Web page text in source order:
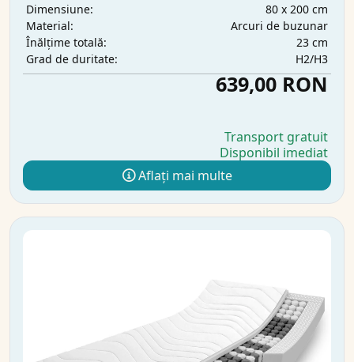
Dimensiune:
80 x 200 cm
Material:
Arcuri de buzunar
Înălțime totală:
23 cm
Grad de duritate:
H2/H3
639,00 RON
Transport gratuit
Disponibil imediat
Aflați mai multe